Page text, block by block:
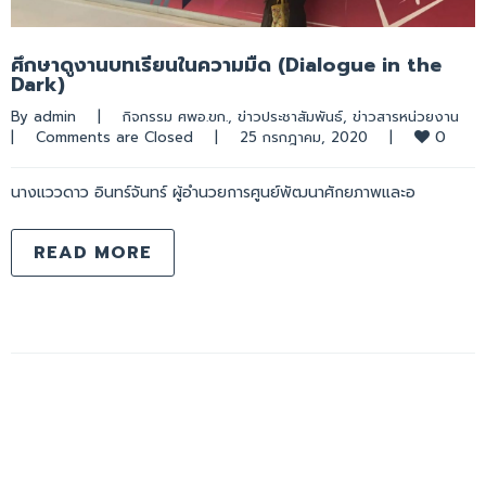
ศึกษาดูงานบทเรียนในความมืด (Dialogue in the
Dark)
By admin | กิจกรรม ศพอ.ขก., ข่าวประชาสัมพันธ์, ข่าวสารหน่วยงาน
|
Comments are Closed | 25 กรกฎาคม, 2020 | 0
นางแววดาว อินทร์จันทร์ ผู้อำนวยการศูนย์พัฒนาศักยภาพและอ
READ MORE